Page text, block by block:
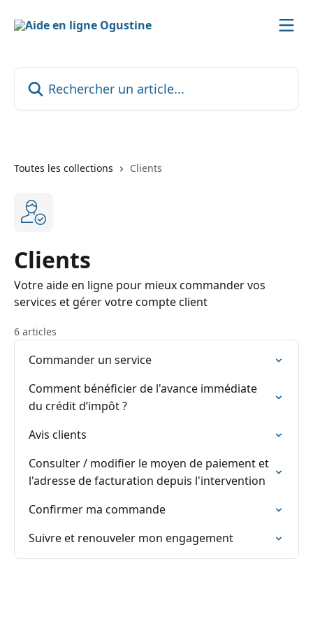
Toutes les collections Clients
Clients
Votre aide en ligne pour mieux commander vos
services et gérer votre compte client
6 articles
Commander un service
Comment bénéficier de l'avance immédiate
du crédit d’impôt ?
Avis clients
Consulter / modifier le moyen de paiement et
l'adresse de facturation depuis l'intervention
Confirmer ma commande
Suivre et renouveler mon engagement